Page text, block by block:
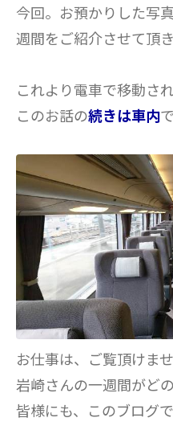
今回。お預かりした写真
週間をご紹介させて頂き
これより電車で移動さ
このお話の続きは車内
お仕事は、ご覧頂けま
岩崎さんの一週間がど
皆様にも、このブログで